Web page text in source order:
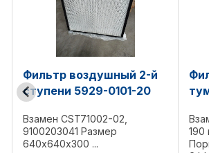
2-й
20
Фильтр масляного
тумана CMD10048
Взамен CMA10139 Диаметр
190 мм, высота 301 мм
Пористость 0,3UM